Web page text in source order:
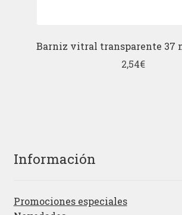
Barniz vitral transparente 37
2,54€
Información
Promociones especiales